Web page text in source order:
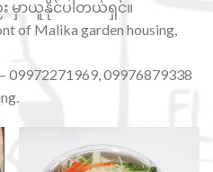
မှာယူနိုင်ပါတယ်ရှင်။
of Malika garden housing,
09976879338